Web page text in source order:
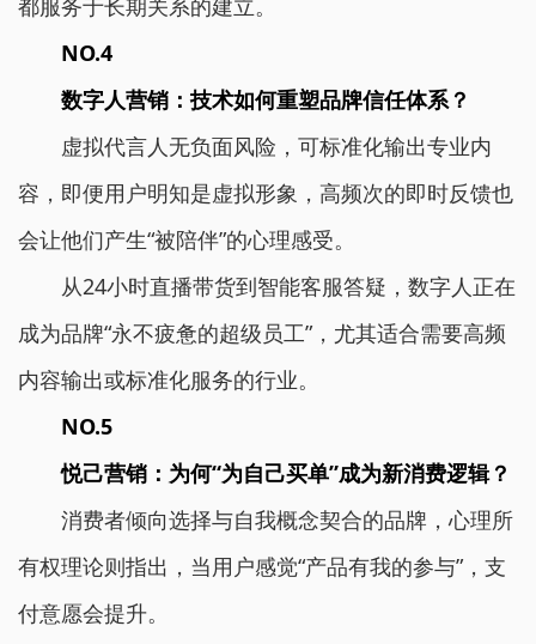
都服务于长期关系的建立。
NO.4
数字人营销：技术如何重塑品牌信任体系？
虚拟代言人无负面风险，可标准化输出专业内
容，即便用户明知是虚拟形象，高频次的即时反馈也
会让他们产生“被陪伴”的心理感受。
从24小时直播带货到智能客服答疑，数字人正在
成为品牌“永不疲惫的超级员工”，尤其适合需要高频
内容输出或标准化服务的行业。
NO.5
悦己营销：为何“为自己买单”成为新消费逻辑？
消费者倾向选择与自我概念契合的品牌，心理所
有权理论则指出，当用户感觉“产品有我的参与”，支
付意愿会提升。